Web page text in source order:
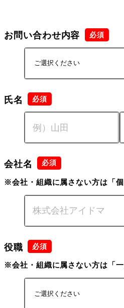
お問い合わせ内容
氏名
会社名
※会社・組織に属さない方は「
役職
※会社・組織に属さない方は「